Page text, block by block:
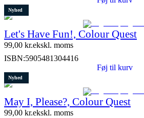
Nyhed
Let's Have Fun!, Colour Quest
99,00 kr.ekskl. moms
ISBN:5905481304416
Føj til kurv
Nyhed
May I, Please?, Colour Quest
99,00 kr.ekskl. moms